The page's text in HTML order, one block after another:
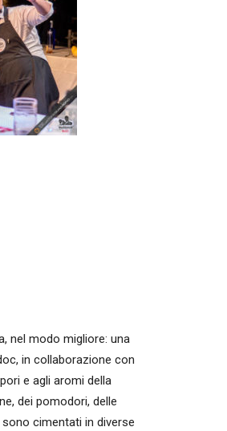
nel modo migliore: una
in collaborazione con
e agli aromi della
dei pomodori, delle
cimentati in diverse